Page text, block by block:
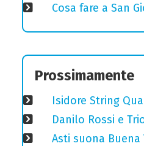
Cosa fare a San
Prossimamente
Isidore String
Danilo Rossi e
Asti suona